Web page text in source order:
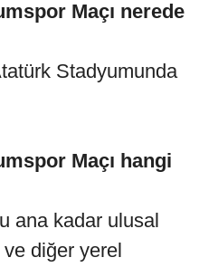
Maçı nerede
Stadyumunda
Maçı hangi
ana kadar ulusal
ve diğer yerel